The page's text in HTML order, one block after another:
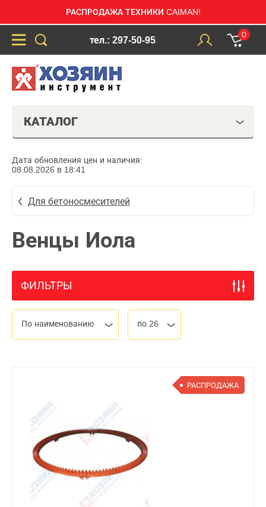
РАСПРОДАЖА ТЕХНИКИ CAIMAN!
тел.: 297-50-95
0
КАТАЛОГ
Дата обновления цен и наличия:
08.08.2026 в 18:41
Для бетоносмесителей
Венцы Иола
ФИЛЬТРЫ
По наименованию по 26
РАСПРОДАЖА